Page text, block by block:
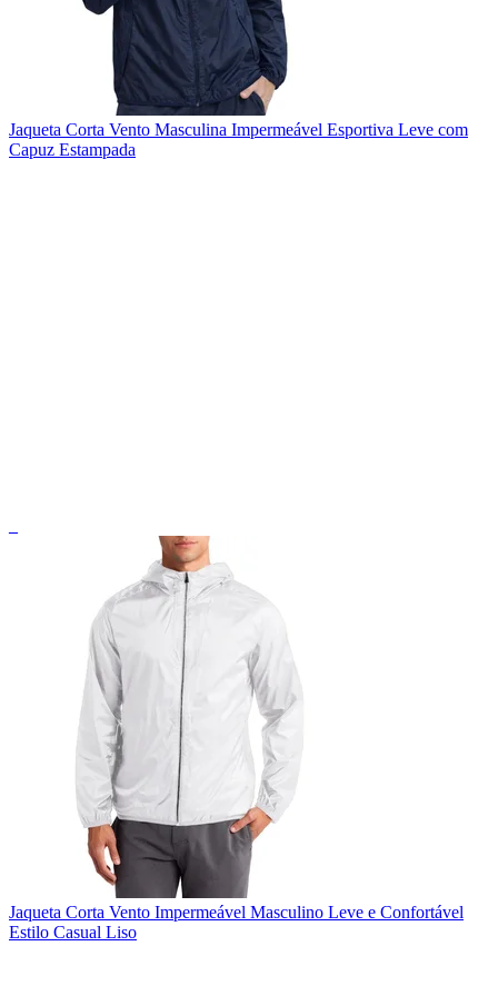
Jaqueta Corta Vento Masculina Impermeável Esportiva Leve com
Capuz Estampada
Jaqueta Corta Vento Impermeável Masculino Leve e Confortável
Estilo Casual Liso